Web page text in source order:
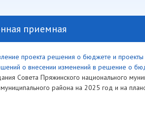
приемная
проекта решения о бюджете и
о внесении изменений в решение о
Совета Пряжинского национального
района на 2025 год и на